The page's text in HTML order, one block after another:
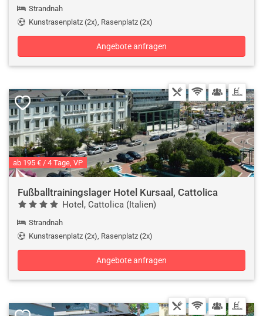
Strandnah
Kunstrasenplatz (2x), Rasenplatz (2x)
Angebote anfragen
ab 195 € / 4 Tage, VP
Fußballtrainingslager Hotel Kursaal, Cattolica
Hotel, Cattolica (Italien)
Strandnah
Kunstrasenplatz (2x), Rasenplatz (2x)
Angebote anfragen